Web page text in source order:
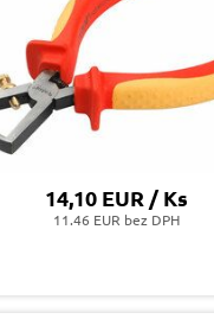
14,10 EUR / Ks
11.46 EUR bez DPH